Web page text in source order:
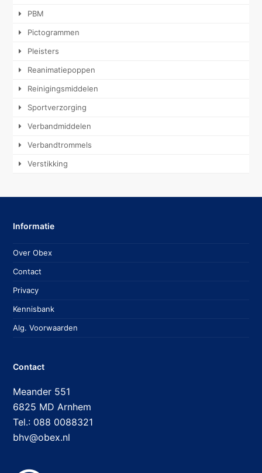
PBM
Pictogrammen
Pleisters
Reanimatiepoppen
Reinigingsmiddelen
Sportverzorging
Verbandmiddelen
Verbandtrommels
Verstikking
Informatie
Over Obex
Contact
Privacy
Kennisbank
Alg. Voorwaarden
Contact
Meander 551
6825 MD Arnhem
Tel.: 088 0088321
bhv@obex.nl